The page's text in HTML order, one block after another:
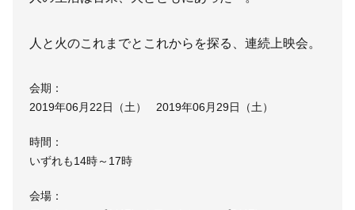
人と火のこれまでとこれからを探る、連続上映会。
会期：
2019年06月22日（土） 2019年06月29日（土）
時間：
いずれも14時～17時
会場：